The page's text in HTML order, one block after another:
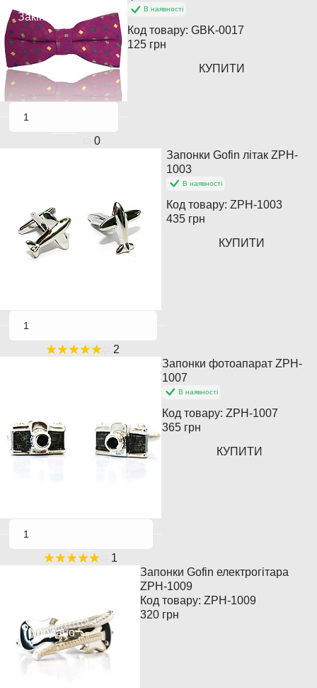
Закінчується
0
В наявності
Код товару: GBK-0017
125 грн
КУПИТИ
2
Запонки Gofin літак ZPH-
1003
В наявності
Код товару: ZPH-1003
435 грн
КУПИТИ
1
Запонки фотоапарат ZPH-
1007
В наявності
Код товару: ZPH-1007
365 грн
КУПИТИ
Продано
Запонки Gofin електрогітара
ZPH-1009
Код товару: ZPH-1009
320 грн